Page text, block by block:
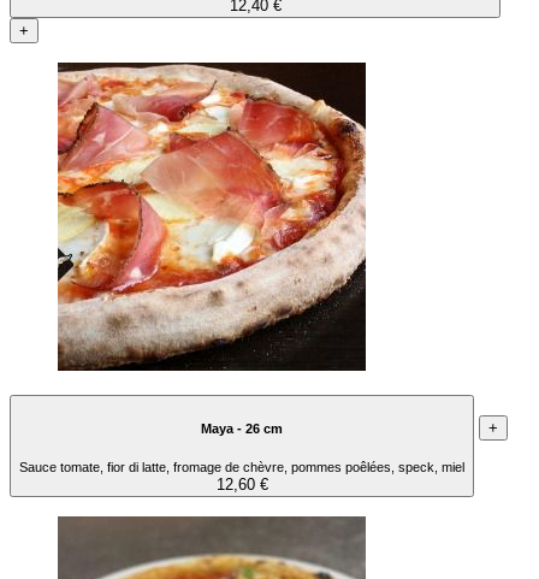
12,40 €
+
Maya - 26 cm
Sauce tomate, fior di latte, fromage de chèvre, pommes poêlées, speck, miel
12,60 €
+